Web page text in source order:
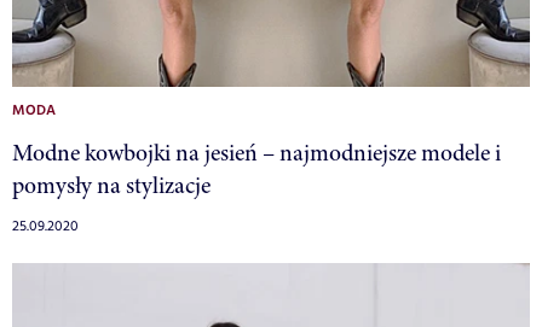
MODA
Modne kowbojki na jesień – najmodniejsze modele i
pomysły na stylizacje
25.09.2020